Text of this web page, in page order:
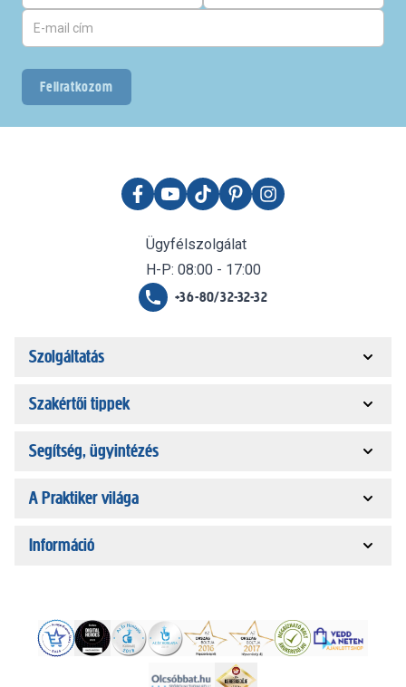
Feliratkozom
Ügyfélszolgálat
H-P: 08:00 - 17:00
+36-80/32-32-32
Szolgáltatás
Szakértői tippek
Segítség, ügyintézés
A Praktiker világa
Információ